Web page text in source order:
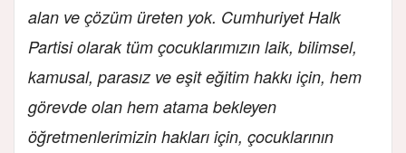
alan ve çözüm üreten yok. Cumhuriyet Halk
Partisi olarak tüm çocuklarımızın laik, bilimsel,
kamusal, parasız ve eşit eğitim hakkı için, hem
görevde olan hem atama bekleyen
öğretmenlerimizin hakları için, çocuklarının